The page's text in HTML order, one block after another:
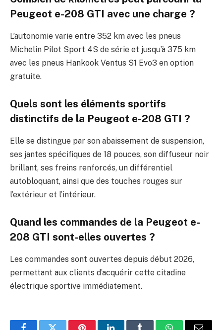
Peugeot e-208 GTI avec une charge ?
L’autonomie varie entre 352 km avec les pneus
Michelin Pilot Sport 4S de série et jusqu’à 375 km
avec les pneus Hankook Ventus S1 Evo3 en option
gratuite.
Quels sont les éléments sportifs
distinctifs de la Peugeot e-208 GTI ?
Elle se distingue par son abaissement de suspension,
ses jantes spécifiques de 18 pouces, son diffuseur noir
brillant, ses freins renforcés, un différentiel
autobloquant, ainsi que des touches rouges sur
l’extérieur et l’intérieur.
Quand les commandes de la Peugeot e-
208 GTI sont-elles ouvertes ?
Les commandes sont ouvertes depuis début 2026,
permettant aux clients d’acquérir cette citadine
électrique sportive immédiatement.